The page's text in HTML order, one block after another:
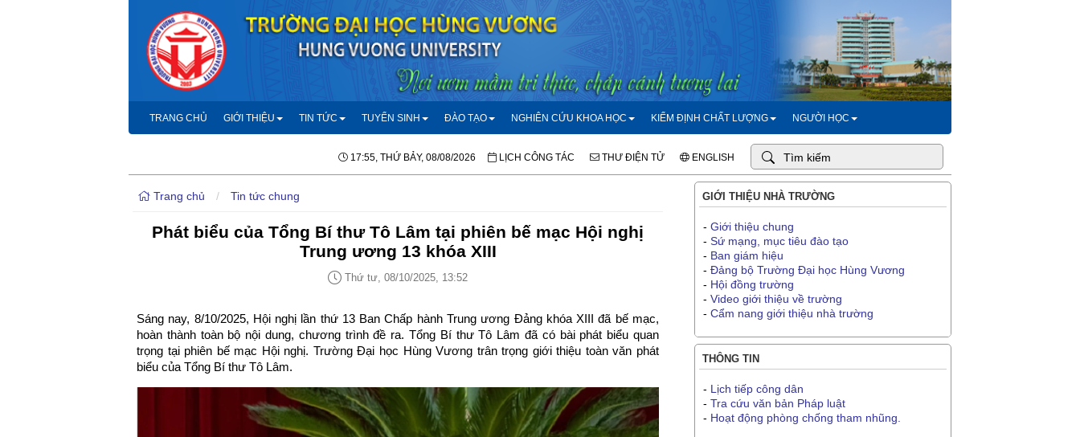
TRANG CHỦ GIỚI THIỆU TIN TỨC TUYỂN SINH ĐÀO TẠO NGHIÊN CỨU KHOA HỌC KIỂM ĐỊNH CHẤT LƯỢNG NGƯỜI HỌC
17:55, THỨ BẢY, 08/08/2026 LỊCH CÔNG TÁC THƯ ĐIỆN TỬ ENGLISH
Trang chủ / Tin tức chung
Phát biểu của Tổng Bí thư Tô Lâm tại phiên bế mạc Hội nghị
Trung ương 13 khóa XIII
Thứ tư, 08/10/2025, 13:52
Sáng nay, 8/10/2025, Hội nghị lần thứ 13 Ban Chấp hành Trung ương Đảng khóa XIII đã bế mạc,
hoàn thành toàn bộ nội dung, chương trình đề ra. Tổng Bí thư Tô Lâm đã có bài phát biểu quan
trọng tại phiên bế mạc Hội nghị. Trường Đại học Hùng Vương trân trọng giới thiệu toàn văn phát
biểu của Tổng Bí thư Tô Lâm.
GIỚI THIỆU NHÀ TRƯỜNG
- Giới thiệu chung
- Sứ mạng, mục tiêu đào tạo
- Ban giám hiệu
- Đảng bộ Trường Đại học Hùng Vương
- Hội đồng trường
- Video giới thiệu về trường
- Cẩm nang giới thiệu nhà trường
THÔNG TIN
- Lịch tiếp công dân
- Tra cứu văn bản Pháp luật
- Hoạt động phòng chống tham nhũng.